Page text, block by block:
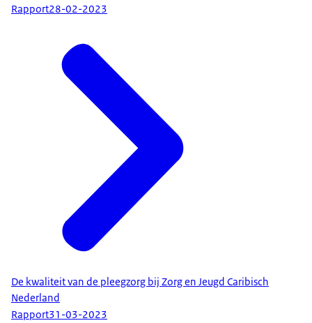
Rapport28-02-2023
De kwaliteit van de pleegzorg bij Zorg en Jeugd Caribisch
Nederland
Rapport31-03-2023